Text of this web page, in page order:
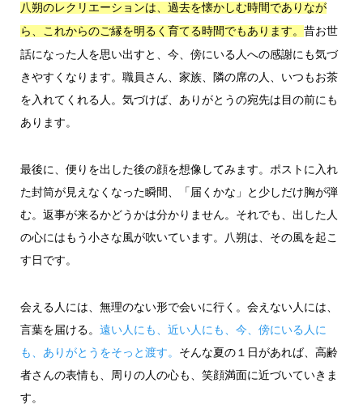
八朔のレクリエーションは、過去を懐かしむ時間でありなが
ら、これからのご縁を明るく育てる時間でもあります。 昔お世
話になった人を思い出すと、今、傍にいる人への感謝にも気づ
きやすくなります。職員さん、家族、隣の席の人、いつもお茶
を入れてくれる人。気づけば、ありがとうの宛先は目の前にも
あります。
最後に、便りを出した後の顔を想像してみます。ポストに入れ
た封筒が見えなくなった瞬間、「届くかな」と少しだけ胸が弾
む。返事が来るかどうかは分かりません。それでも、出した人
の心にはもう小さな風が吹いています。八朔は、その風を起こ
す日です。
会える人には、無理のない形で会いに行く。会えない人には、
言葉を届ける。 遠い人にも、近い人にも、今、傍にいる人に
も、ありがとうをそっと渡す。 そんな夏の１日があれば、高齢
者さんの表情も、周りの人の心も、笑顔満面に近づいていきま
す。